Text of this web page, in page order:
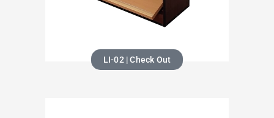
LI-02 | Check Out